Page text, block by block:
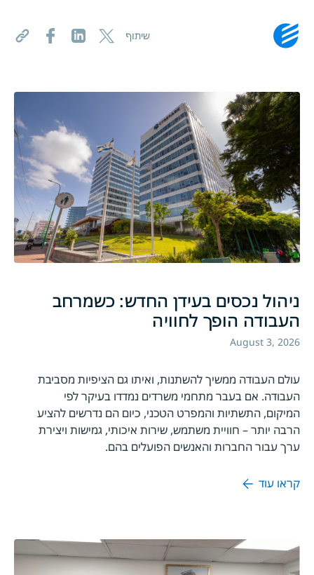
שיתוף
ניהול נכסים בעידן החדש: כשמרחב
העבודה הופך לחוויה
August 3, 2026
עולם העבודה ממשיך להשתנות, ואיתו גם הציפיות מסביבת
העבודה. אם בעבר מתחמי משרדים נמדדו בעיקר לפי
המיקום, התשתיות והמפרט הטכני, כיום הם נדרשים להציע
הרבה יותר – חוויית משתמש, שירות איכותי, גמישות ויצירת
ערך עבור החברות והאנשים הפועלים בהם.
קראו עוד